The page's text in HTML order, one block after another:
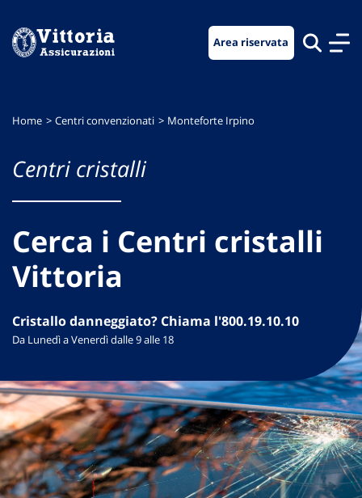
menu
contenuto
footer
Area riservata
Home Centri convenzionati Monteforte Irpino
Centri cristalli
Cerca i Centri cristalli
Vittoria
Cristallo danneggiato? Chiama l'800.19.10.10
Da Lunedì a Venerdì dalle 9 alle 18